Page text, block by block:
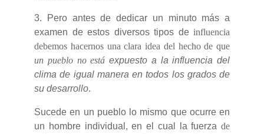
3. Pero antes de dedicar un minuto más a
examen de estos diversos tipos deinfluencia
debemos hacernos una clara idea del hecho de que
un pueblo no está expuesto a la influencia del
clima de igual manera en todos los grados de
su desarrollo.
Sucede en un pueblo lo mismo que ocurre en
un hombre individual, en el cual la fuerza de